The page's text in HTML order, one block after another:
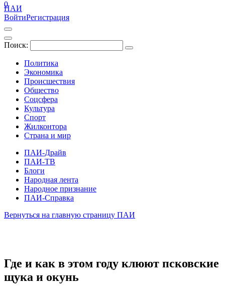
ПАИ
ВойтиРегистрация
Поиск:
Политика
Экономика
Происшествия
Общество
Соцсфера
Культура
Спорт
Жилконтора
Страна и мир
ПАИ-Драйв
ПАИ-ТВ
Блоги
Народная лента
Народное признание
ПАИ-Справка
0
Вернуться на главную страницу ПАИ
Где и как в этом году клюют псковские
щука и окунь